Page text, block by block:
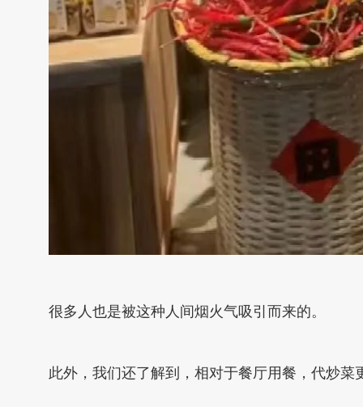
很多人也是被这种人间烟火气吸引而来的。
此外，我们还了解到，相对于餐厅用餐，代炒菜